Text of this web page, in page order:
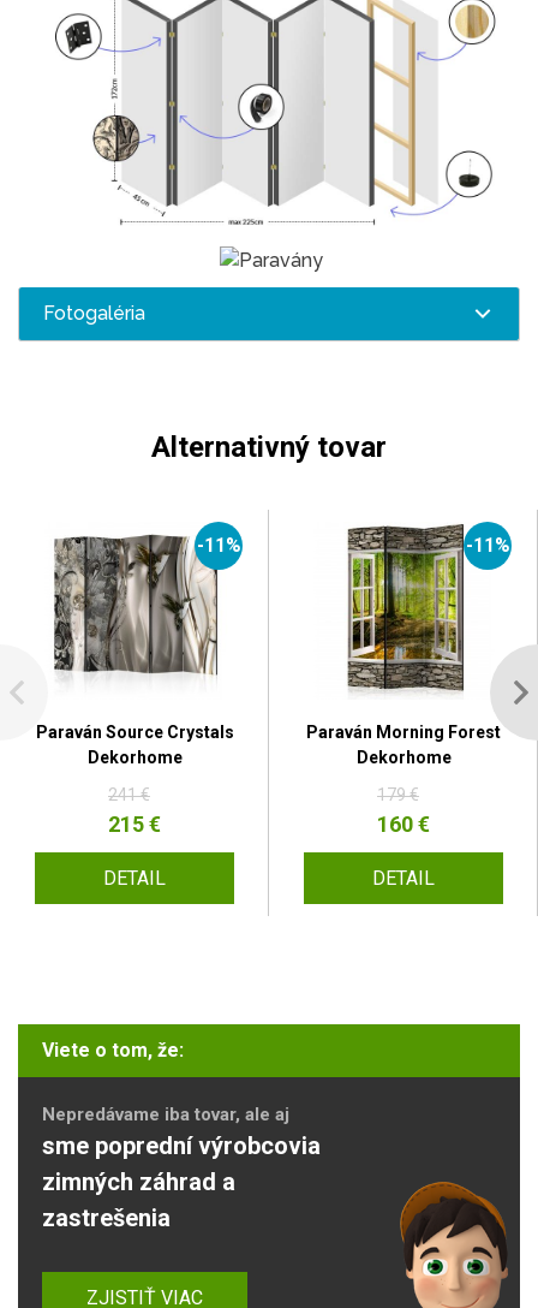
Fotogaléria
Alternativný tovar
-11%
Paraván Source Crystals
Dekorhome
241 €
215 €
DETAIL
-11%
Paraván Morning Forest
Dekorhome
179 €
160 €
DETAIL
Viete o tom, že:
Nepredávame iba tovar, ale aj
sme poprední výrobcovia
zimných záhrad a
zastrešenia
ZJISTIŤ VIAC